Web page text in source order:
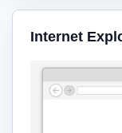
Internet